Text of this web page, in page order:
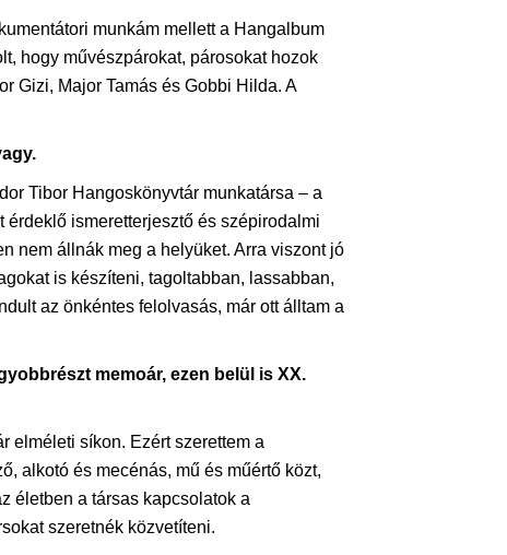
munkám mellett a Hangalbum
hogy művészpárokat, párosokat hozok
Gizi, Major Tamás és Gobbi Hilda. A
Tibor Hangoskönyvtár munkatársa – a
ismeretterjesztő és szépirodalmi
nem állnák meg a helyüket. Arra viszont jó
is készíteni, tagoltabban, lassabban,
az önkéntes felolvasás, már ott álltam a
memoár, ezen belül is XX.
elméleti síkon. Ezért szerettem a
alkotó és mecénás, mű és műértő közt,
életben a társas kapcsolatok a
szeretnék közvetíteni.